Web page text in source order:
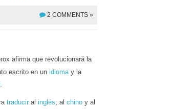
2 COMMENTS »
afirma que revolucionará la
escrito en unidiomay la
.
traducir alinglés, alchino y al